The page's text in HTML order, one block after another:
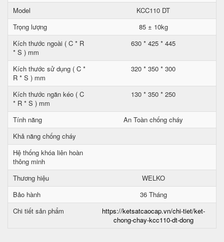
Model
KCC110 DT
Trọng lượng
85 ± 10kg
Kích thước ngoài ( C * R
* S ) mm
630 * 425 * 445
Kích thước sử dụng ( C *
R * S ) mm
320 * 350 * 300
Kích thước ngăn kéo ( C
* R * S ) mm
130 * 350 * 250
Tính năng
An Toàn chống cháy
Khả năng chống cháy
Hệ thống khóa liên hoàn
thông minh
Thương hiệu
WELKO
Bảo hành
36 Tháng
Chi tiết sản phẩm
https://ketsatcaocap.vn/chi-tiet/ket-
chong-chay-kcc110-dt-dong